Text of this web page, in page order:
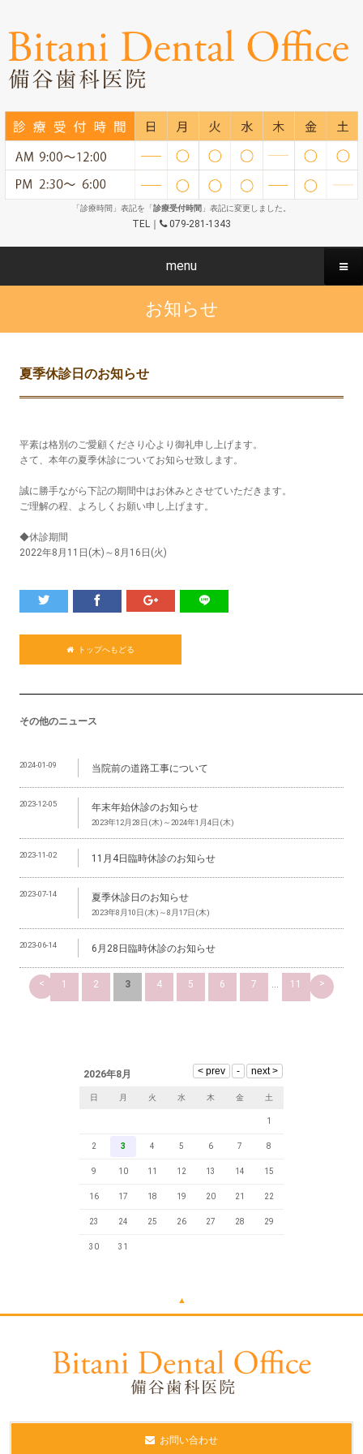
「診療時間」表記を「診療受付時間 」表記に変更しました。
TEL｜ 079-281-1343
menu
お知らせ
夏季休診日のお知らせ
平素は格別のご愛顧くださり心より御礼申し上げます。
さて、本年の夏季休診についてお知らせ致します。
誠に勝手ながら下記の期間中はお休みとさせていただきます。
ご理解の程、よろしくお願い申し上げます。
◆休診期間
2022年8月11日(木)～8月16日(火)
トップへもどる
その他のニュース
2024-01-09 当院前の道路工事について
2023-12-05 年末年始休診のお知らせ
2023年12月28日(木)～2024年1月4日(木)
2023-11-02 11月4日臨時休診のお知らせ
2023-07-14 夏季休診日のお知らせ
2023年8月10日(木)～8月17日(木)
2023-06-14 6月28日臨時休診のお知らせ
< 1 2 3 4 5 6 7 ... 11 >
2026年8月
日 月 火 水 木 金 土
1
2 3 4 5 6 7 8
9 10 11 12 13 14 15
16 17 18 19 20 21 22
23 24 25 26 27 28 29
30 31
▲
お問い合わせ